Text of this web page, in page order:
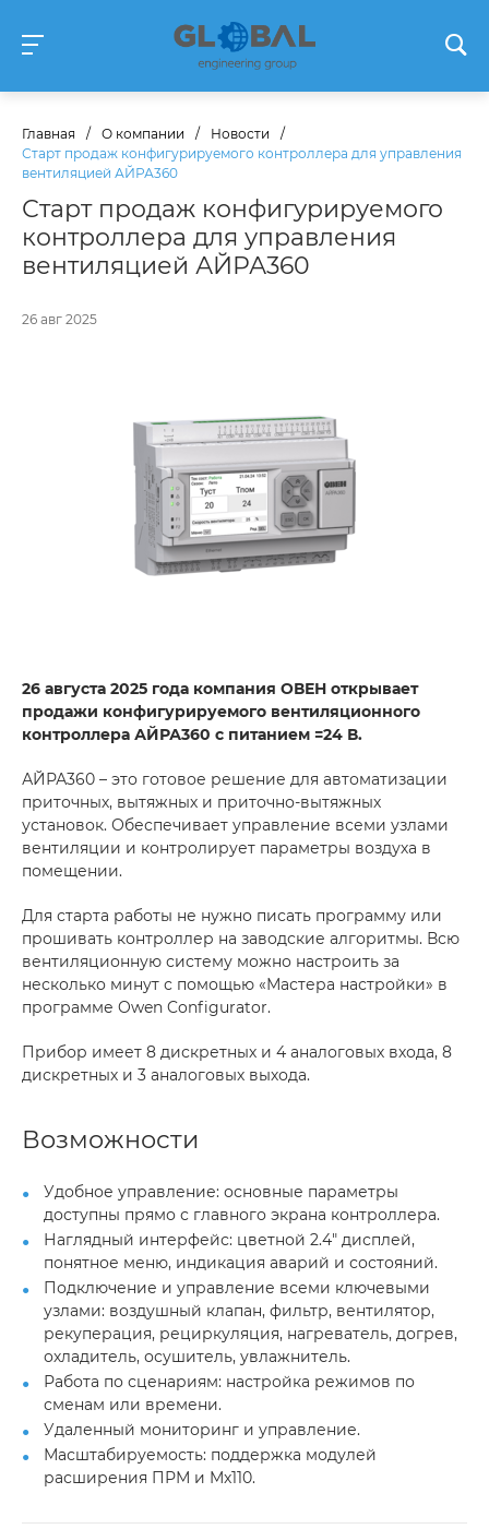
Главная / О компании / Новости
/
Старт продаж конфигурируемого контроллера для управления
вентиляцией АЙРА360
Старт продаж конфигурируемого
контроллера для управления
вентиляцией АЙРА360
26 авг 2025
26 августа 2025 года компания ОВЕН открывает
продажи конфигурируемого вентиляционного
контроллера АЙРА360 с питанием =24 В.
АЙРА360 – это готовое решение для автоматизации
приточных, вытяжных и приточно-вытяжных
установок. Обеспечивает управление всеми узлами
вентиляции и контролирует параметры воздуха в
помещении.
Для старта работы не нужно писать программу или
прошивать контроллер на заводские алгоритмы. Всю
вентиляционную систему можно настроить за
несколько минут с помощью «Мастера настройки» в
программе Owen Configurator.
Прибор имеет 8 дискретных и 4 аналоговых входа, 8
дискретных и 3 аналоговых выхода.
Возможности
Удобное управление: основные параметры
доступны прямо с главного экрана контроллера.
Наглядный интерфейс: цветной 2.4" дисплей,
понятное меню, индикация аварий и состояний.
Подключение и управление всеми ключевыми
узлами: воздушный клапан, фильтр, вентилятор,
рекуперация, рециркуляция, нагреватель, догрев,
охладитель, осушитель, увлажнитель.
Работа по сценариям: настройка режимов по
сменам или времени.
Удаленный мониторинг и управление.
Масштабируемость: поддержка модулей
расширения ПРМ и Mx110.